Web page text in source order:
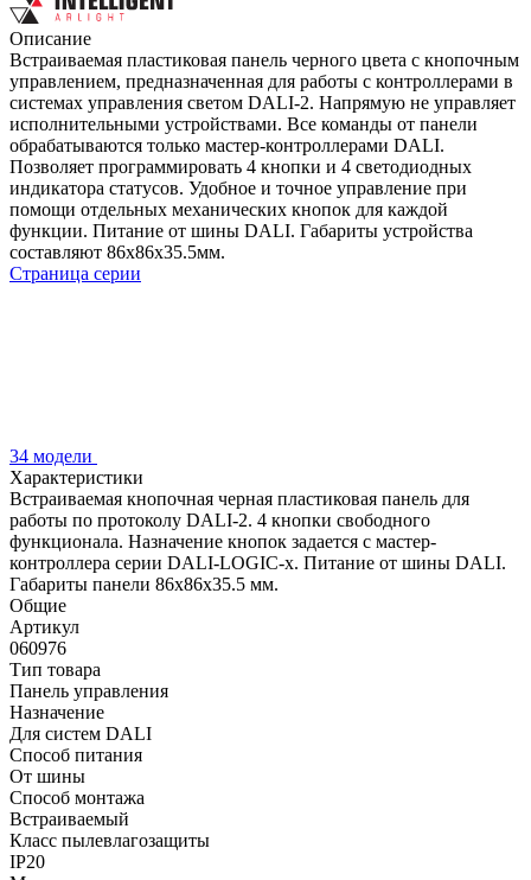
Описание
Встраиваемая пластиковая панель черного цвета с кнопочным
управлением, предназначенная для работы с контроллерами в
системах управления светом DALI-2. Напрямую не управляет
исполнительными устройствами. Все команды от панели
обрабатываются только мастер-контроллерами DALI.
Позволяет программировать 4 кнопки и 4 светодиодных
индикатора статусов. Удобное и точное управление при
помощи отдельных механических кнопок для каждой
функции. Питание от шины DALI. Габариты устройства
составляют 86х86х35.5мм.
Страница серии
34 модели
Характеристики
Встраиваемая кнопочная черная пластиковая панель для
работы по протоколу DALI-2. 4 кнопки свободного
функционала. Назначение кнопок задается с мастер-
контроллера серии DALI-LOGIC-x. Питание от шины DALI.
Габариты панели 86х86х35.5 мм.
Общие
Артикул
060976
Тип товара
Панель управления
Назначение
Для систем DALI
Способ питания
От шины
Способ монтажа
Встраиваемый
Класс пылевлагозащиты
IP20